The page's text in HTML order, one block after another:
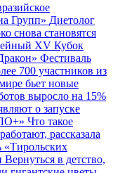
Групп» Диетолог
снова становятся
XV Кубок
Фестиваль
700 участников из
бьет новые
выросло на 15%
о запуске
Что такое
рассказала
«Тирольских
Вернуться в детство,